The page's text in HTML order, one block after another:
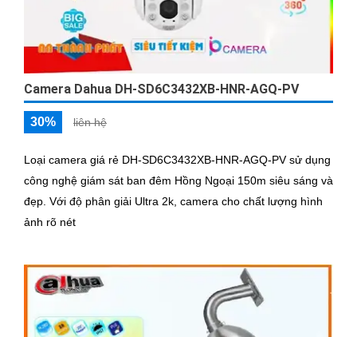
Camera Dahua DH-SD6C3432XB-HNR-AGQ-PV
30% liên hệ
Loại camera giá rẻ DH-SD6C3432XB-HNR-AGQ-PV sử dụng
công nghệ giám sát ban đêm Hồng Ngoại 150m siêu sáng và
đẹp. Với độ phân giải Ultra 2k, camera cho chất lượng hình
ảnh rõ nét